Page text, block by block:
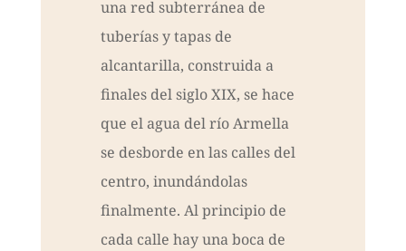
una red subterránea de
tuberías y tapas de
alcantarilla, construida a
finales del siglo XIX, se hace
que el agua del río Armella
se desborde en las calles del
centro, inundándolas
finalmente. Al principio de
cada calle hay una boca de